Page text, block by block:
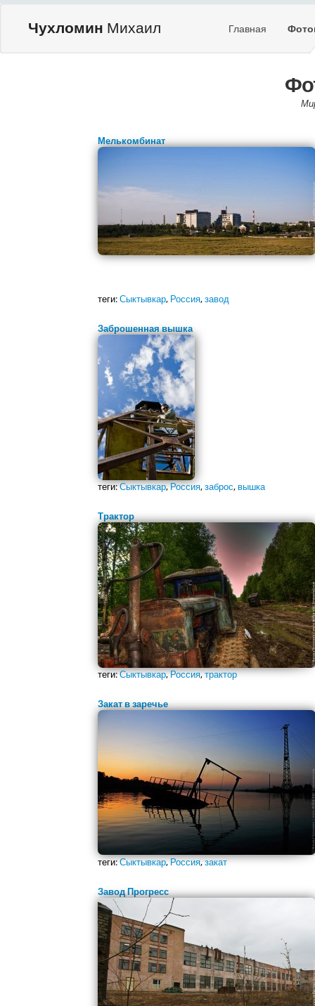
Чухломин Михаил Главная
Мелькомбинат
теги:Сыктывкар, Россия,завод
Заброшенная вышка
теги:Сыктывкар,Россия,заброс,вышка
Трактор
теги:Сыктывкар,Россия,трактор
Закат в заречье
теги:Сыктывкар,Россия,закат
Завод Прогресс